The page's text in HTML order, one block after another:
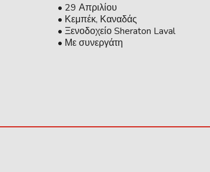
• 29 Απριλίου
• Κεμπέκ, Καναδάς
• Ξενοδοχείο Sheraton Laval
• Με συνεργάτη